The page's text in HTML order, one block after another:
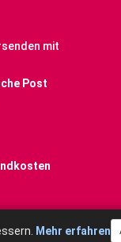
mit
Post
Mehr erfahren